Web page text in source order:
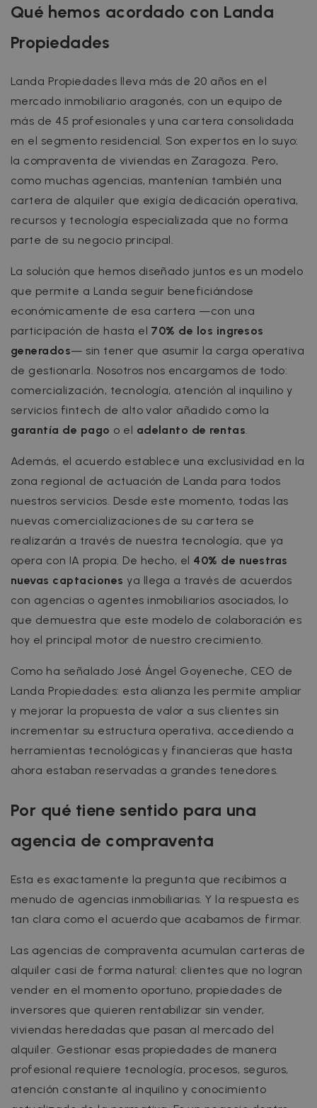
Qué hemos acordado con Landa
Propiedades
Landa Propiedades lleva más de 20 años en el
mercado inmobiliario aragonés, con un equipo de
más de 45 profesionales y una cartera consolidada
en el segmento residencial. Son expertos en lo suyo:
la compraventa de viviendas en Zaragoza. Pero,
como muchas agencias, mantenían también una
cartera de alquiler que exigía dedicación operativa,
recursos y tecnología especializada que no forma
parte de su negocio principal.
La solución que hemos diseñado juntos es un modelo
que permite a Landa seguir beneficiándose
económicamente de esa cartera —con una
participación de hasta el 70% de los ingresos
generados— sin tener que asumir la carga operativa
de gestionarla. Nosotros nos encargamos de todo:
comercialización, tecnología, atención al inquilino y
servicios fintech de alto valor añadido como la
garantía de pago o el adelanto de rentas.
Además, el acuerdo establece una exclusividad en la
zona regional de actuación de Landa para todos
nuestros servicios. Desde este momento, todas las
nuevas comercializaciones de su cartera se
realizarán a través de nuestra tecnología, que ya
opera con IA propia. De hecho, el 40% de nuestras
nuevas captaciones ya llega a través de acuerdos
con agencias o agentes inmobiliarios asociados, lo
que demuestra que este modelo de colaboración es
hoy el principal motor de nuestro crecimiento.
Como ha señalado José Ángel Goyeneche, CEO de
Landa Propiedades: esta alianza les permite ampliar
y mejorar la propuesta de valor a sus clientes sin
incrementar su estructura operativa, accediendo a
herramientas tecnológicas y financieras que hasta
ahora estaban reservadas a grandes tenedores.
Por qué tiene sentido para una
agencia de compraventa
Esta es exactamente la pregunta que recibimos a
menudo de agencias inmobiliarias. Y la respuesta es
tan clara como el acuerdo que acabamos de firmar.
Las agencias de compraventa acumulan carteras de
alquiler casi de forma natural: clientes que no logran
vender en el momento oportuno, propiedades de
inversores que quieren rentabilizar sin vender,
viviendas heredadas que pasan al mercado del
alquiler. Gestionar esas propiedades de manera
profesional requiere tecnología, procesos, seguros,
atención constante al inquilino y conocimiento